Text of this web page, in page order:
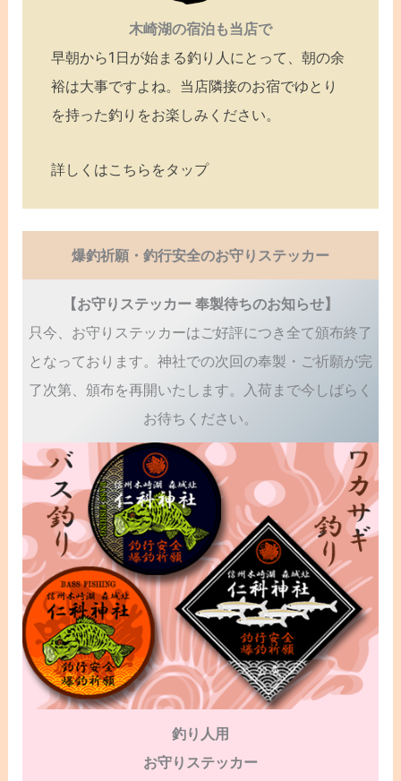
木崎湖の宿泊も当店で
早朝から1日が始まる釣り人にとって、朝の余
裕は大事ですよね。当店隣接のお宿でゆとり
を持った釣りをお楽しみください。
詳しくはこちらをタップ
爆釣祈願・釣行安全のお守りステッカー
【お守りステッカー 奉製待ちのお知らせ】
只今、お守りステッカーはご好評につき全て頒布終了
となっております。神社での次回の奉製・ご祈願が完
了次第、頒布を再開いたします。入荷まで今しばらく
お待ちください。
釣り人用
お守りステッカー